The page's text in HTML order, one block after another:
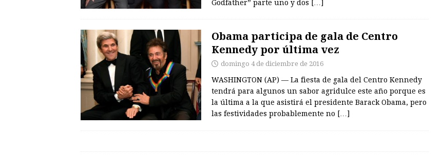
Godfather” parte uno y dos […]
Obama participa de gala de Centro
Kennedy por última vez
domingo 4 de diciembre de 2016
WASHINGTON (AP) — La fiesta de gala del Centro Kennedy
tendrá para algunos un sabor agridulce este año porque es
la última a la que asistirá el presidente Barack Obama, pero
las festividades probablemente no […]